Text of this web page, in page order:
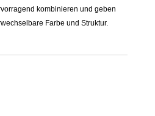
kombinieren und geben
Farbe und Struktur.